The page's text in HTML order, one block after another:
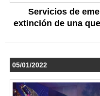
Servicios de
extinción de una
05/01/2022